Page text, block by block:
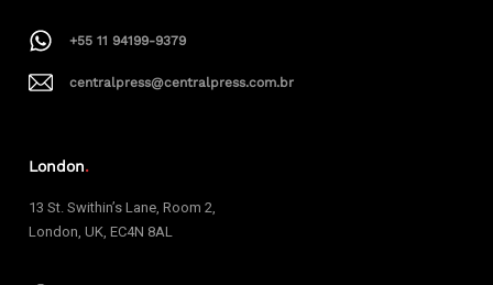
+55 11 94199-9379
centralpress@centralpress.com.br
London.
13 St. Swithin’s Lane, Room 2,
London, UK, EC4N 8AL